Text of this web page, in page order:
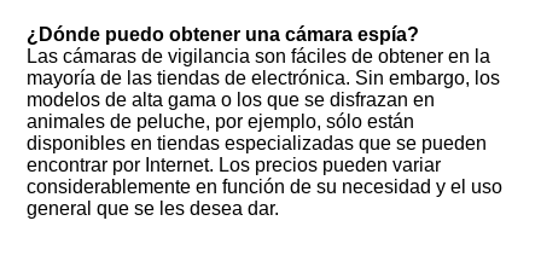
¿Dónde puedo obtener una cámara espía?
Las cámaras de vigilancia son fáciles de obtener en la
mayoría de las tiendas de electrónica. Sin embargo, los
modelos de alta gama o los que se disfrazan en
animales de peluche, por ejemplo, sólo están
disponibles en tiendas especializadas que se pueden
encontrar por Internet. Los precios pueden variar
considerablemente en función de su necesidad y el uso
general que se les desea dar.